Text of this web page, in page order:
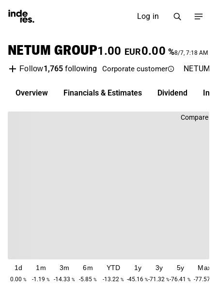
Log in
NETUM GROUP1.00 EUR0.00 %8/7, 7:18 AM
Follow1,765following Corporate customer NETUM
Overview Financials & Estimates Dividend
Compare
1d
0.00 %
1m
-1.19 %
3m
-14.33 %
6m
-5.85 %
YTD
-13.22 %
1y
-45.16 %
3y
-71.32 %
5y
-76.41 %
Max
-77.57